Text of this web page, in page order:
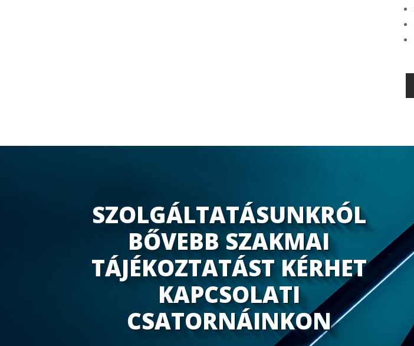
SZOLGÁLTATÁSUNKRÓL
BŐVEBB SZAKMAI
TÁJÉKOZTATÁST KÉRHET
KAPCSOLATI
CSATORNÁINKON